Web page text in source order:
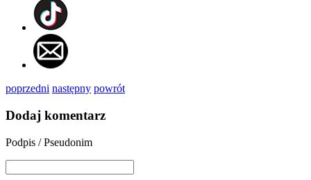
poprzedni następny powrót
Dodaj komentarz
Podpis / Pseudonim